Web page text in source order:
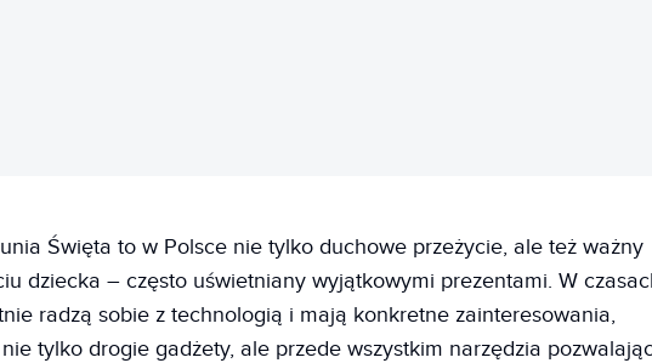
Święta to w Polsce nie tylko duchowe przeżycie, ale też ważny
dziecka – często uświetniany wyjątkowymi prezentami. W
radzą sobie z technologią i mają konkretne zainteresowania,
tylko drogie gadżety, ale przede wszystkim narzędzia